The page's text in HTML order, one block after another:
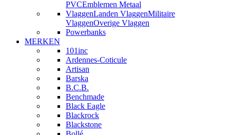
PVCEmblemen Metaal
VlaggenLanden VlaggenMilitaire
VlaggenOverige Vlaggen
Powerbanks
MERKEN
101inc
Ardennes-Coticule
Artisan
Barska
B.C.B.
Benchmade
Black Eagle
Blackrock
Blackstone